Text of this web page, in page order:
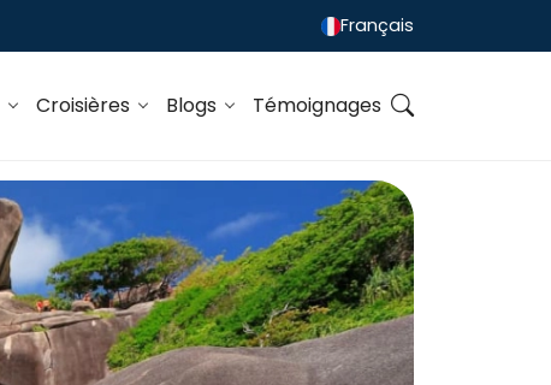
Français
Croisières Blogs Témoignages